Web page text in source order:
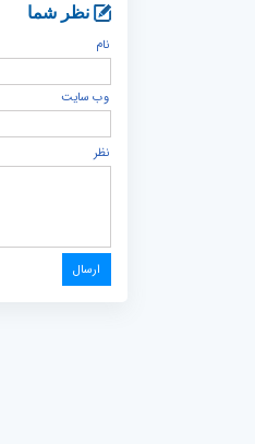
نظر شما
نام
وب سایت
نظر